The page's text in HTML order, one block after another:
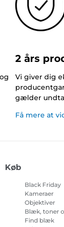
2 års
Vi giver dig
gælder
Få mere at
Køb
Black Friday
Kameraer
Objektiver
Blæk, toner
Find blæk